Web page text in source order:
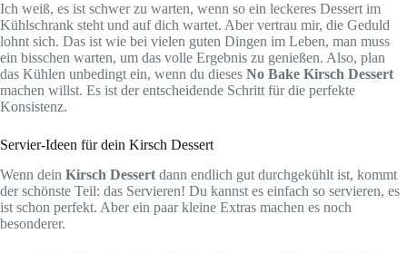
Ich weiß, es ist schwer zu warten, wenn so ein leckeres Dessert im
Kühlschrank steht und auf dich wartet. Aber vertrau mir, die Geduld
lohnt sich. Das ist wie bei vielen guten Dingen im Leben, man muss
ein bisschen warten, um das volle Ergebnis zu genießen. Also, plan
das Kühlen unbedingt ein, wenn du dieses No Bake Kirsch Dessert
machen willst. Es ist der entscheidende Schritt für die perfekte
Konsistenz.
Servier-Ideen für dein Kirsch Dessert
Wenn dein Kirsch Dessert dann endlich gut durchgekühlt ist, kommt
der schönste Teil: das Servieren! Du kannst es einfach so servieren, es
ist schon perfekt. Aber ein paar kleine Extras machen es noch
besonderer.